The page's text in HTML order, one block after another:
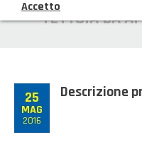
HOME
GAMMA PRODOTTI
Illuminazione
PRODOTTI NOVITÀ
TETTOIA DA
25
MAG
2016
Descrizione
Accetto